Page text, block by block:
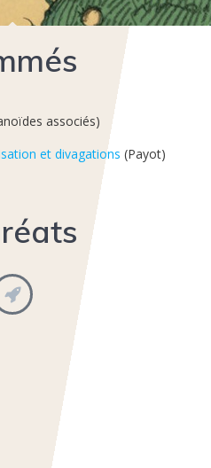
associés)
et divagations (Payot)